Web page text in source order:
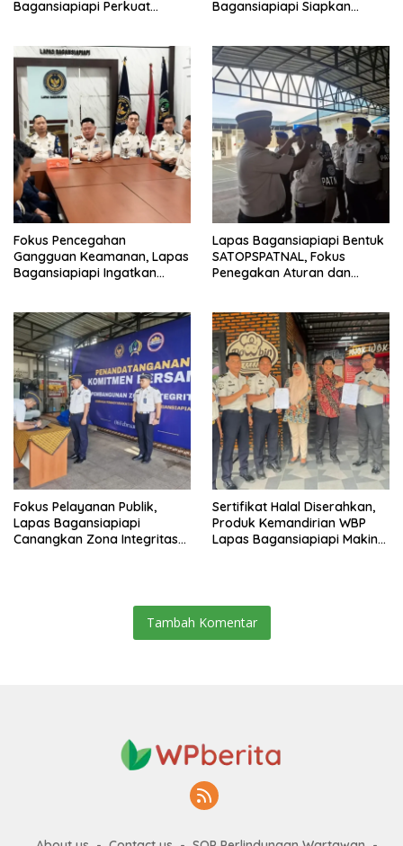
Bagansiapiapi Perkuat
Bagansiapiapi Siapkan
Fokus Pencegahan
Gangguan Keamanan, Lapas
Bagansiapiapi Ingatkan
Lapas Bagansiapiapi Bentuk
SATOPSPATNAL, Fokus
Penegakan Aturan dan
Fokus Pelayanan Publik,
Lapas Bagansiapiapi
Canangkan Zona Integritas
Sertifikat Halal Diserahkan,
Produk Kemandirian WBP
Lapas Bagansiapiapi Makin
Tambah Komentar